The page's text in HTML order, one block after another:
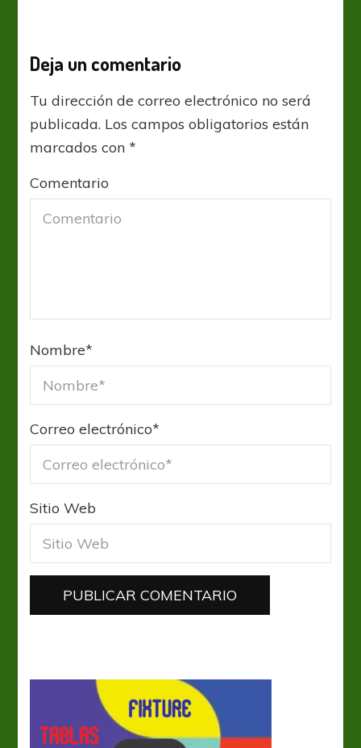
Deja un comentario
Tu dirección de correo electrónico no será
publicada. Los campos obligatorios están
marcados con*
Comentario
Nombre*
Correo electrónico*
Sitio Web